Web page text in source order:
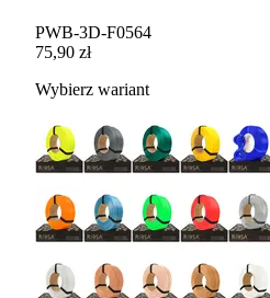
PWB-3D-F0564
75,90 zł
Wybierz wariant